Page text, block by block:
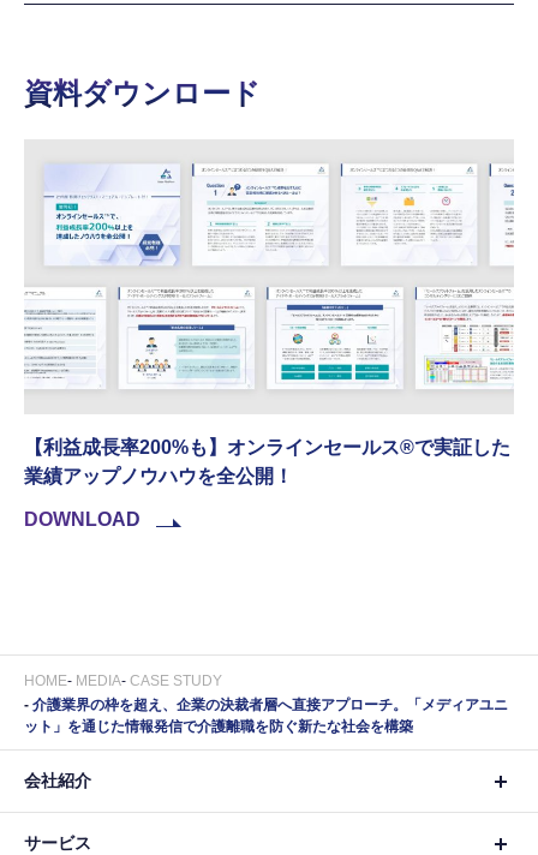
資料ダウンロード
【利益成長率200%も】オンラインセールス®︎で実証した
業績アップノウハウを全公開！
DOWNLOAD
HOME MEDIA CASE STUDY
介護業界の枠を超え、企業の決裁者層へ直接アプローチ。「メディアユニ
ット」を通じた情報発信で介護離職を防ぐ新たな社会を構築
会社紹介
サービス